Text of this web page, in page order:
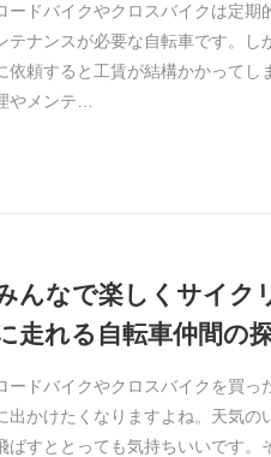
ードバイクやクロスバイクは定期
テナンスが必要な自転車です。し
依頼すると工賃が結構かかってし
やメンテ…
んなで楽しくサイク
走れる自転車仲間の
ードバイクやクロスバイクを買っ
出かけたくなりますよね。天気の
ばすととっても気持ちいいです。